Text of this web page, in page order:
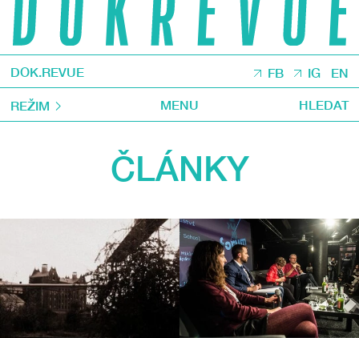
DOK.REVUE FB IG EN
REŽIM MENU HLEDAT
ČLÁNKY